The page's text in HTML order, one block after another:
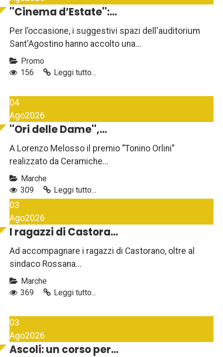
''Cinema d’Estate'':...
Per l’occasione, i suggestivi spazi dell'auditorium
Sant'Agostino hanno accolto una...
Promo
156
Leggi tutto...
04
Ago2026
''Ori delle Dame'',...
A Lorenzo Melosso il premio “Tonino Orlini”
realizzato da Ceramiche...
Marche
309
Leggi tutto...
03
Ago2026
I ragazzi di Castora...
Ad accompagnare i ragazzi di Castorano, oltre al
sindaco Rossana...
Marche
369
Leggi tutto...
03
Ago2026
Ascoli: un corso per...